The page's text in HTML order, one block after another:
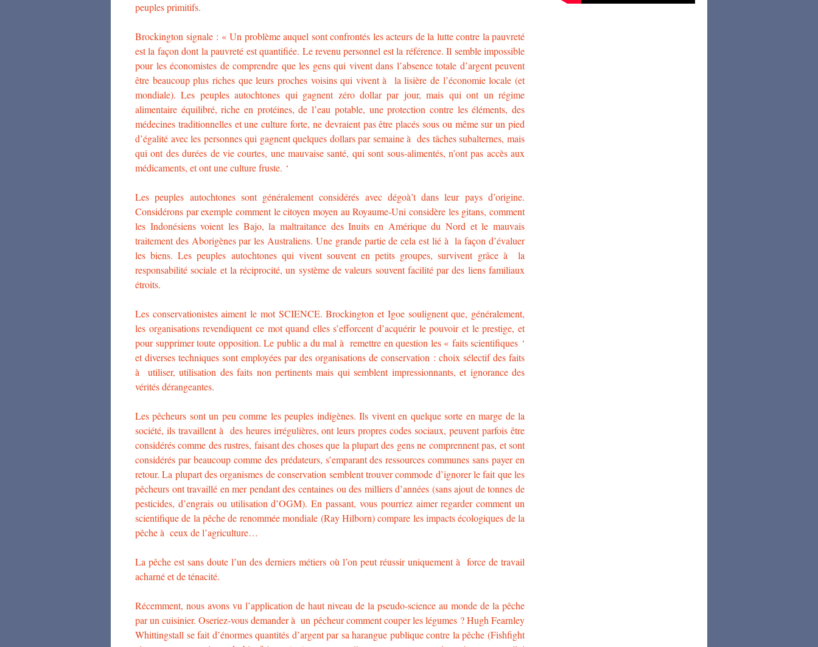
peuples primitifs.
Brockington signale : « Un problème auquel sont confrontés les acteurs de la lutte contre la pauvreté
est la façon dont la pauvreté est quantifiée. Le revenu personnel est la référence. Il semble impossible
pour les économistes de comprendre que les gens qui vivent dans l’absence totale d’argent peuvent
être beaucoup plus riches que leurs proches voisins qui vivent à la lisière de l’économie locale (et
mondiale). Les peuples autochtones qui gagnent zéro dollar par jour, mais qui ont un régime
alimentaire équilibré, riche en protéines, de l’eau potable, une protection contre les éléments, des
médecines traditionnelles et une culture forte, ne devraient pas être placés sous ou même sur un pied
d’égalité avec les personnes qui gagnent quelques dollars par semaine à des tâches subalternes, mais
qui ont des durées de vie courtes, une mauvaise santé, qui sont sous-alimentés, n’ont pas accès aux
médicaments, et ont une culture fruste. ‘
Les peuples autochtones sont généralement considérés avec dégoà’t dans leur pays d’origine.
Considérons par exemple comment le citoyen moyen au Royaume-Uni considère les gitans, comment
les Indonésiens voient les Bajo, la maltraitance des Inuits en Amérique du Nord et le mauvais
traitement des Aborigènes par les Australiens. Une grande partie de cela est lié à la façon d’évaluer
les biens. Les peuples autochtones qui vivent souvent en petits groupes, survivent grâce à la
responsabilité sociale et la réciprocité, un système de valeurs souvent facilité par des liens familiaux
étroits.
Les conservationistes aiment le mot SCIENCE. Brockington et Igoe soulignent que, généralement,
les organisations revendiquent ce mot quand elles s’efforcent d’acquérir le pouvoir et le prestige, et
pour supprimer toute opposition. Le public a du mal à remettre en question les « faits scientifiques ‘
et diverses techniques sont employées par des organisations de conservation : choix sélectif des faits
à utiliser, utilisation des faits non pertinents mais qui semblent impressionnants, et ignorance des
vérités dérangeantes.
Les pêcheurs sont un peu comme les peuples indigènes. Ils vivent en quelque sorte en marge de la
société, ils travaillent à des heures irrégulières, ont leurs propres codes sociaux, peuvent parfois être
considérés comme des rustres, faisant des choses que la plupart des gens ne comprennent pas, et sont
considérés par beaucoup comme des prédateurs, s’emparant des ressources communes sans payer en
retour. La plupart des organismes de conservation semblent trouver commode d’ignorer le fait que les
pêcheurs ont travaillé en mer pendant des centaines ou des milliers d’années (sans ajout de tonnes de
pesticides, d’engrais ou utilisation d’OGM). En passant, vous pourriez aimer regarder comment un
scientifique de la pêche de renommée mondiale (Ray Hilborn) compare les impacts écologiques de la
pêche à ceux de l’agriculture…
La pêche est sans doute l’un des derniers métiers où l’on peut réussir uniquement à force de travail
acharné et de ténacité.
Récemment, nous avons vu l’application de haut niveau de la pseudo-science au monde de la pêche
par un cuisinier. Oseriez-vous demander à un pêcheur comment couper les légumes ? Hugh Fearnley
Whittingstall se fait d’énormes quantités d’argent par sa harangue publique contre la pêche (Fishfight